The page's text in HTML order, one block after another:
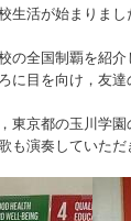
生活が始まりま
の全国制覇を紹
に目を向け，友
東京都の玉川学
も演奏していた